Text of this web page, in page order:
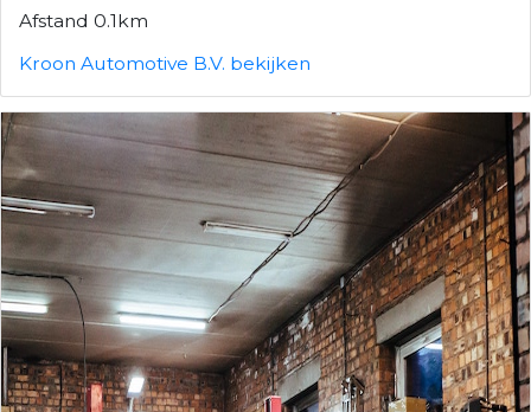
Afstand 0.1km
Kroon Automotive B.V. bekijken